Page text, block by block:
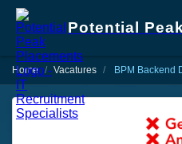
Potential
Home Vacatures BPM Backend